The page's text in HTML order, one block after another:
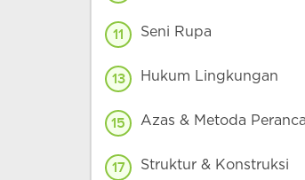
11 Seni Rupa
13 Hukum Lingkungan
15 Azas & Metoda
17 Struktur & Konstruksi